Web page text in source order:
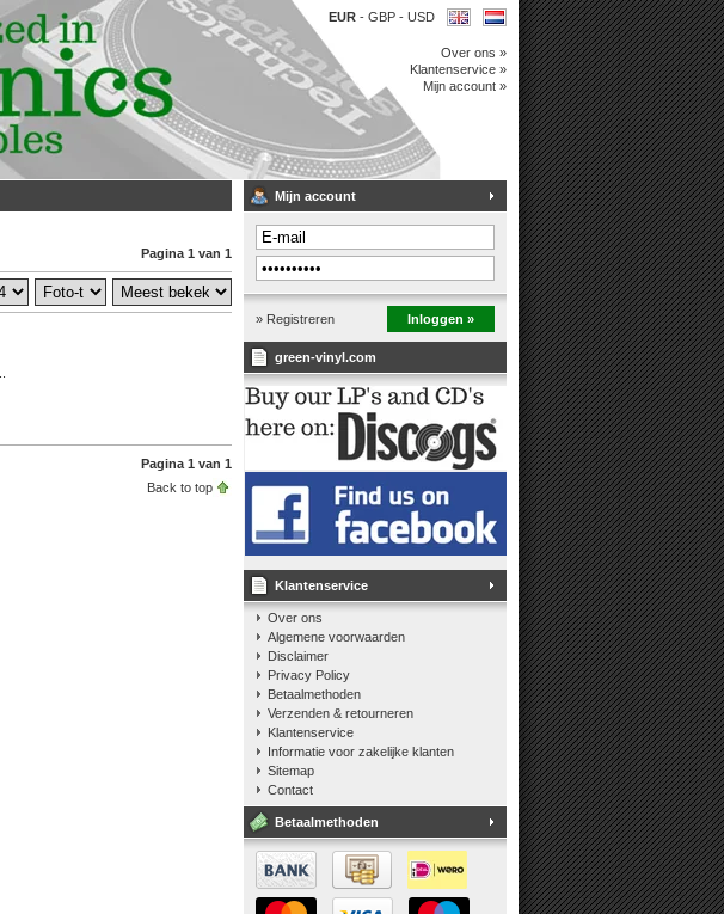
EUR - GBP - USD
Over ons »
Klantenservice »
Mijn account »
Pagina 1 van 1
Pagina 1 van 1
Back to top
Mijn account
» Registreren Inloggen »
green-vinyl.com
Klantenservice
Over ons
Algemene voorwaarden
Disclaimer
Privacy Policy
Betaalmethoden
Verzenden & retourneren
Klantenservice
Informatie voor zakelijke klanten
Sitemap
Contact
Betaalmethoden